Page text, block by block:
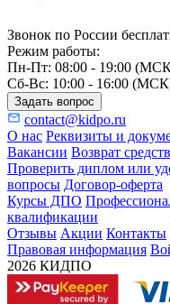
Звонок по России
Режим работы:
Пн-Пт: 08:00 - 19:00
Сб-Вс: 10:00 - 16:00
Задать вопрос
contact@kidpo.ru
О нас Реквизиты и
Вакансии Возврат средств
Проверить диплом или
вопросы Договор-оферта
Курсы ДПО
квалификации
Отзывы Акции Контакты
Правовая информация
2026 КИДПО